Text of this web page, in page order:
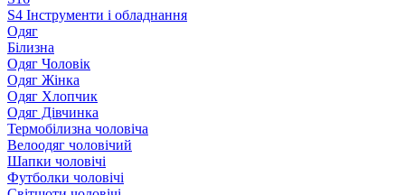
S4 Інструменти і обладнання
Одяг
Білизна
Одяг Чоловік
Одяг Жінка
Одяг Хлопчик
Одяг Дівчинка
Термобілизна чоловіча
Велоодяг чоловічий
Шапки чоловічі
Футболки чоловічі